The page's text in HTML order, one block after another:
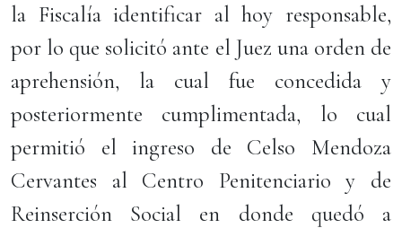
la Fiscalía identificar al hoy responsable,
por lo que solicitó ante el Juez una orden de
aprehensión, la cual fue concedida y
posteriormente cumplimentada, lo cual
permitió el ingreso de Celso Mendoza
Cervantes al Centro Penitenciario y de
Reinserción Social en donde quedó a